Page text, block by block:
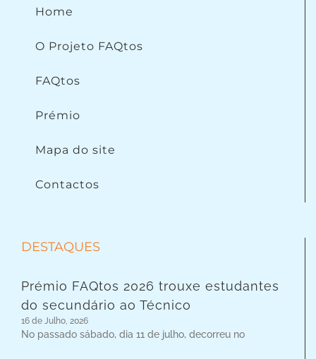
Home
O Projeto FAQtos
FAQtos
Prémio
Mapa do site
Contactos
DESTAQUES
Prémio FAQtos 2026 trouxe estudantes
do secundário ao Técnico
16 de Julho, 2026
No passado sábado, dia 11 de julho, decorreu no